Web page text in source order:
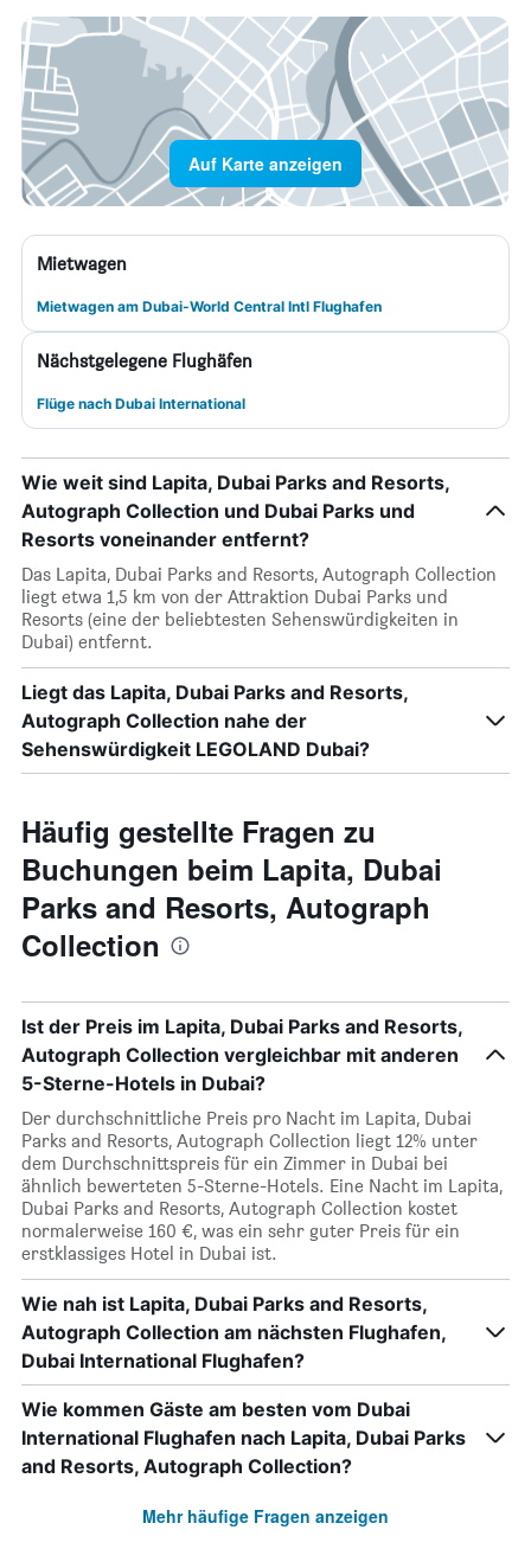
Auf Karte anzeigen
Mietwagen
Mietwagen am Dubai-World Central Intl Flughafen
Nächstgelegene Flughäfen
Flüge nach Dubai International
Wie weit sind Lapita, Dubai Parks and Resorts,
Autograph Collection und Dubai Parks und
Resorts voneinander entfernt?
Das Lapita, Dubai Parks and Resorts, Autograph Collection
liegt etwa 1,5 km von der Attraktion Dubai Parks und
Resorts (eine der beliebtesten Sehenswürdigkeiten in
Dubai) entfernt.
Liegt das Lapita, Dubai Parks and Resorts,
Autograph Collection nahe der
Sehenswürdigkeit LEGOLAND Dubai?
Häufig gestellte Fragen zu
Buchungen beim Lapita, Dubai
Parks and Resorts, Autograph
Collection
Ist der Preis im Lapita, Dubai Parks and Resorts,
Autograph Collection vergleichbar mit anderen
5-Sterne-Hotels in Dubai?
Der durchschnittliche Preis pro Nacht im Lapita, Dubai
Parks and Resorts, Autograph Collection liegt 12% unter
dem Durchschnittspreis für ein Zimmer in Dubai bei
ähnlich bewerteten 5-Sterne-Hotels. Eine Nacht im Lapita,
Dubai Parks and Resorts, Autograph Collection kostet
normalerweise 160 €, was ein sehr guter Preis für ein
erstklassiges Hotel in Dubai ist.
Wie nah ist Lapita, Dubai Parks and Resorts,
Autograph Collection am nächsten Flughafen,
Dubai International Flughafen?
Wie kommen Gäste am besten vom Dubai
International Flughafen nach Lapita, Dubai Parks
and Resorts, Autograph Collection?
Mehr häufige Fragen anzeigen